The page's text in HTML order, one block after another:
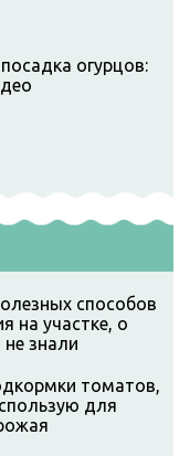
огурцов:
способов
на участке, о
знали
томатов,
для